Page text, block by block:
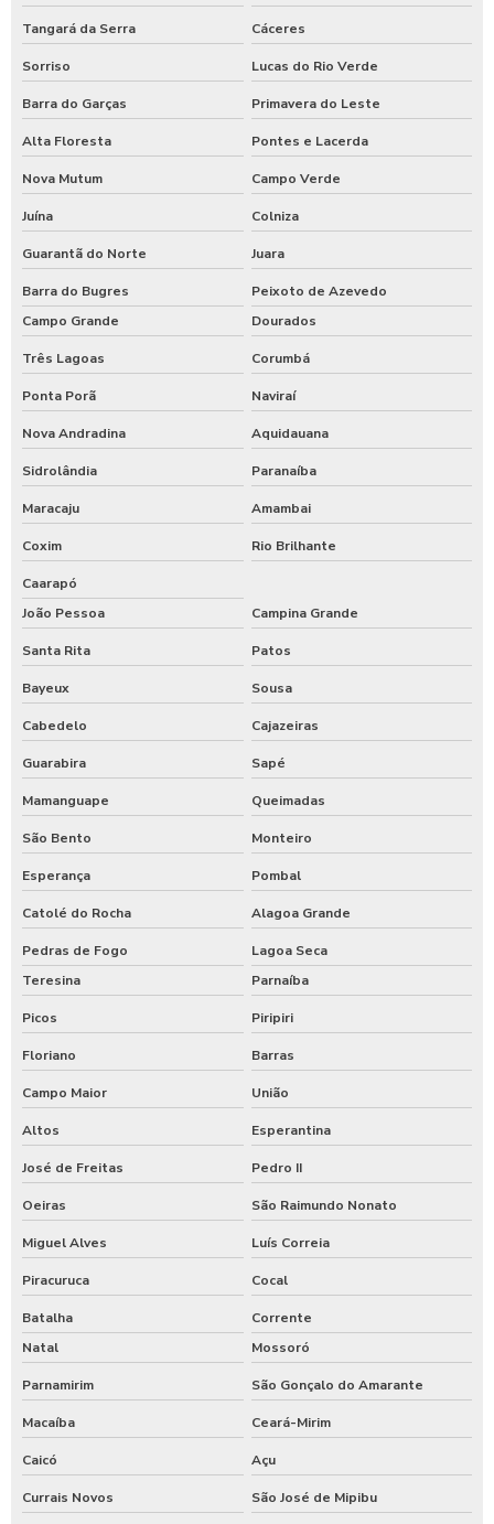
Tangará da Serra Cáceres
Sorriso Lucas do Rio Verde
Barra do Garças Primavera do Leste
Alta Floresta Pontes e Lacerda
Nova Mutum Campo Verde
Juína Colniza
Guarantã do Norte Juara
Barra do Bugres
Peixoto de Azevedo
Campo Grande
Dourados
Três Lagoas Corumbá
Ponta Porã Naviraí
Nova Andradina Aquidauana
Sidrolândia Paranaíba
Maracaju Amambai
Coxim Rio Brilhante
Caarapó
João Pessoa
Campina Grande
Santa Rita Patos
Bayeux Sousa
Cabedelo Cajazeiras
Guarabira Sapé
Mamanguape Queimadas
São Bento Monteiro
Esperança Pombal
Catolé do Rocha Alagoa Grande
Pedras de Fogo
Lagoa Seca
Teresina
Parnaíba
Picos Piripiri
Floriano Barras
Campo Maior União
Altos Esperantina
José de Freitas Pedro II
Oeiras São Raimundo Nonato
Miguel Alves Luís Correia
Piracuruca Cocal
Batalha
Corrente
Natal
Mossoró
Parnamirim São Gonçalo do Amarante
Macaíba Ceará-Mirim
Caicó Açu
Currais Novos São José de Mipibu